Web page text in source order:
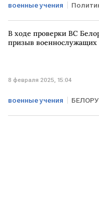
военные учения
БЕЛОРУССИЯ
В ходе проверки ВС
призыв военнослужащих
8 февраля 2025, 15:04
военные учения